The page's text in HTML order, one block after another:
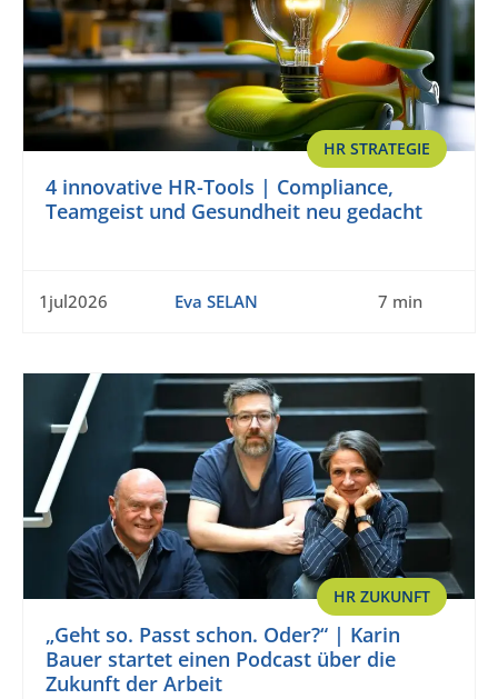
HR STRATEGIE
4 innovative HR-Tools | Compliance,
Teamgeist und Gesundheit neu gedacht
1jul2026 Eva SELAN 7 min
HR ZUKUNFT
„Geht so. Passt schon. Oder?“ | Karin
Bauer startet einen Podcast über die
Zukunft der Arbeit